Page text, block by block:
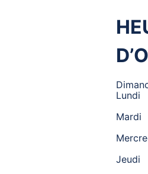
Lundi
Mardi
Jeudi